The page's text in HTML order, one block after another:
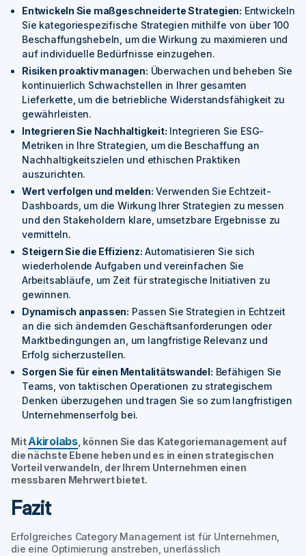
Entwickeln Sie maßgeschneiderte Strategien: Entwickeln
Sie kategoriespezifische Strategien mithilfe von über 100
Beschaffungshebeln, um die Wirkung zu maximieren und
auf individuelle Bedürfnisse einzugehen.
Risiken proaktiv managen: Überwachen und beheben Sie
kontinuierlich Schwachstellen in Ihrer gesamten
Lieferkette, um die betriebliche Widerstandsfähigkeit zu
gewährleisten.
Integrieren Sie Nachhaltigkeit: Integrieren Sie ESG-
Metriken in Ihre Strategien, um die Beschaffung an
Nachhaltigkeitszielen und ethischen Praktiken
auszurichten.
Wert verfolgen und melden: Verwenden Sie Echtzeit-
Dashboards, um die Wirkung Ihrer Strategien zu messen
und den Stakeholdern klare, umsetzbare Ergebnisse zu
vermitteln.
Steigern Sie die Effizienz: Automatisieren Sie sich
wiederholende Aufgaben und vereinfachen Sie
Arbeitsabläufe, um Zeit für strategische Initiativen zu
gewinnen.
Dynamisch anpassen: Passen Sie Strategien in Echtzeit
an die sich ändernden Geschäftsanforderungen oder
Marktbedingungen an, um langfristige Relevanz und
Erfolg sicherzustellen.
Sorgen Sie für einen Mentalitätswandel: Befähigen Sie
Teams, von taktischen Operationen zu strategischem
Denken überzugehen und tragen Sie so zum langfristigen
Unternehmenserfolg bei.
MitAkirolabs, können Sie das Kategoriemanagement auf
die nächste Ebene heben und es in einen strategischen
Vorteil verwandeln, der Ihrem Unternehmen einen
messbaren Mehrwert bietet.
Fazit
Erfolgreiches Category Management ist für Unternehmen,
die eine Optimierung anstreben, unerlässlich